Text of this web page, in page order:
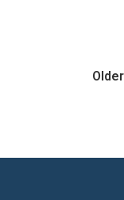
Older